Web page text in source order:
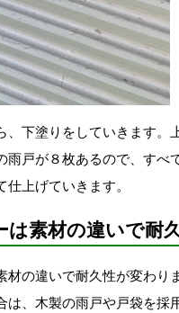
、下塗りをしていきます。
雨戸が８枚あるので、す
上げていきます。
は素材の違いで耐
材の違いで耐久性が変わ
は、木製の雨戸や戸袋を採